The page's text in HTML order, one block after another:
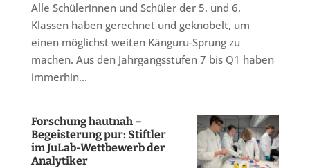
Alle Schülerinnen und Schüler der 5. und 6.
Klassen haben gerechnet und geknobelt, um
einen möglichst weiten Känguru-Sprung zu
machen. Aus den Jahrgangsstufen 7 bis Q1 haben
immerhin...
Forschung hautnah –
Begeisterung pur: Stiftler
im JuLab-Wettbewerb der
Analytiker